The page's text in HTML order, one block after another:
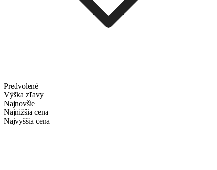
Predvolené
Výška zľavy
Najnovšie
Najnižšia cena
Najvyššia cena